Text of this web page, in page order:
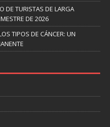
DE TURISTAS DE LARGA
DE 2026
TIPOS DE CÁNCER: UN